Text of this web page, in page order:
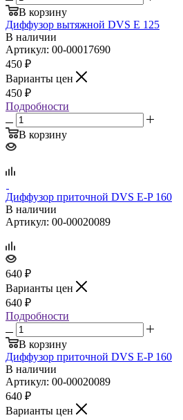
В корзину
Диффузор вытяжной DVS E 125
В наличии
Артикул: 00-00017690
450 ₽
Варианты цен
450 ₽
Подробности
В корзину
Диффузор приточной DVS E‑P 160
В наличии
Артикул: 00-00020089
640 ₽
Варианты цен
640 ₽
Подробности
В корзину
Диффузор приточной DVS E‑P 160
В наличии
Артикул: 00-00020089
640 ₽
Варианты цен